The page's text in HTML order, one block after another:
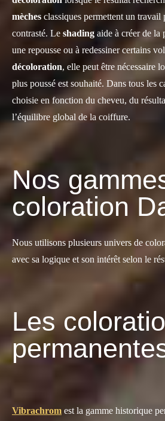
mèches classiques permettent un travail
contrasté. Le shading aide à créer de la
une repousse ou à redessiner certains
décoloration, elle peut être nécessaire
plus poussé est souhaité. Dans tous les
choisie en fonction du cheveu, du
l’équilibre global de la coiffure.
Nos
coloration
Nous utilisons plusieurs univers de
avec sa logique et son intérêt selon le
Les
Vibrachrom est la gamme historique